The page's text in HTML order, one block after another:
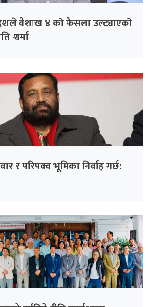
वैशाख ४ को फैसला उल्ट्याएको
शर्मा
र परिपक्व भूमिका निर्वाह गर्छ: